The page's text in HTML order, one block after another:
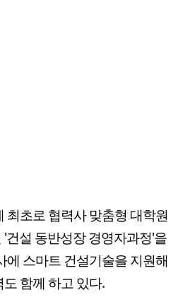
최초로 협력사 맞춤형 대학원
건설 동반성장 경영자과정'을
에 스마트 건설기술을 지원해
함께 하고 있다.